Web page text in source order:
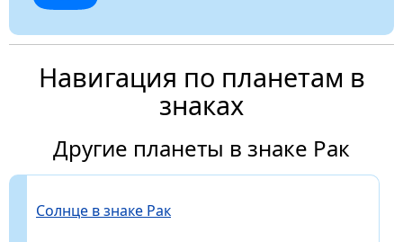
Навигация по планетам в
знаках
Другие планеты в знаке Рак
Солнце в знаке Рак